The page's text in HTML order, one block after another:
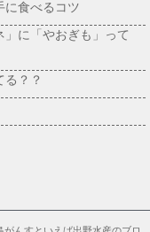
に食べるコツ
に「やおぎも」って
？？